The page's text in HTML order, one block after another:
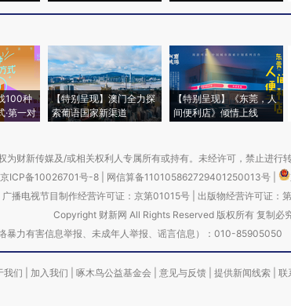
100种
·第一对
【特别呈现】澳门全力探
索葡语国家新渠道
【特别呈现】《东莞，人
间便利店》倾情上线
为财新传媒及/或相关权利人专属所有或持有。未经许可，禁止进行
京ICP备10026701号-8 网信算备110105862729401250013号
广播电视节目制作经营许可证：京第01015号| 出版物经营许可证：
Copyright 财新网 All Rights Reserved 版权所有 复制必
暴力有害信息举报、未成年人举报、谣言信息）：010-
我们 加入我们 啄木鸟公益基金会 意见与反馈 提供新闻线索 联